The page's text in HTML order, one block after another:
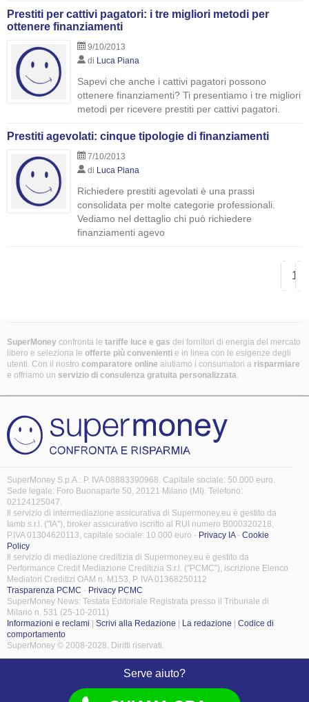
Prestiti per cattivi pagatori: i tre migliori metodi per
ottenere finanziamenti
9/10/2013
di Luca Piana
Sapevi che anche i cattivi pagatori possono
ottenere finanziamenti? Ti presentiamo i tre migliori
metodi per ricevere prestiti per cattivi pagatori.
Prestiti agevolati: cinque tipologie di finanziamenti
7/10/2013
di Luca Piana
Richiedere prestiti agevolati è una prassi
consolidata per molte categorie professionali.
Vediamo nel dettaglio chi può richiedere
finanziamenti agevo
1
SuperMoney confronta le tariffe luce e gas dei fornitori di energia del mercato
libero e seleziona le offerte più convenienti e in linea con le esigenze degli
utenti. Con il nostro comparatore online aiutiamo i consumatori a risparmiare
e offriamo un servizio di consulenza gratuita personalizzata.
SuperMoney S.p.A.: P. IVA 08883390968. Capitale sociale: 50.000 euro.
Sede legale: Foro Buonaparte 50, 20121 Milano (MI). Telefono:
02124125047.
Il servizio di intermediazione assicurativa di Supermoney.eu è gestito da
Iamb s.r.l. ("IA"), broker assicurativo iscritto al RUI numero B000320218,
P.IVA 01304620113, capitale sociale: 10.000 euro - Privacy IA- Cookie
Policy
Il servizio di mediazione creditizia di Supermoney.eu è gestito da
Performance Credit Mediazione Creditizia S.r.l. ("PCMC"), iscrizione Elenco
Mediatori Creditizi OAM n. M153, P. IVA 01368250112
Trasparenza PCMC - Privacy PCMC
SuperMoney News: Testata Editoriale Registrata presso il Tribunale di
Milano n. 531 (25-10-2011)
Informazioni e reclami
Scrivi alla Redazione La redazione
Codice di
comportamento
SuperMoney © 2008-2028. Diritti riservati.
Serve aiuto?